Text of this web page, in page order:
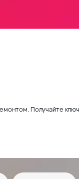
Получайте